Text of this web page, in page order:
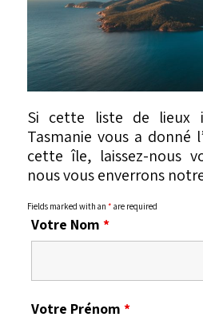
Si cette liste de lieux
Tasmanie vous a donné
cette île, laissez-nous
nous vous enverrons
Fields marked with an * are required
Votre Nom *
Votre Prénom *